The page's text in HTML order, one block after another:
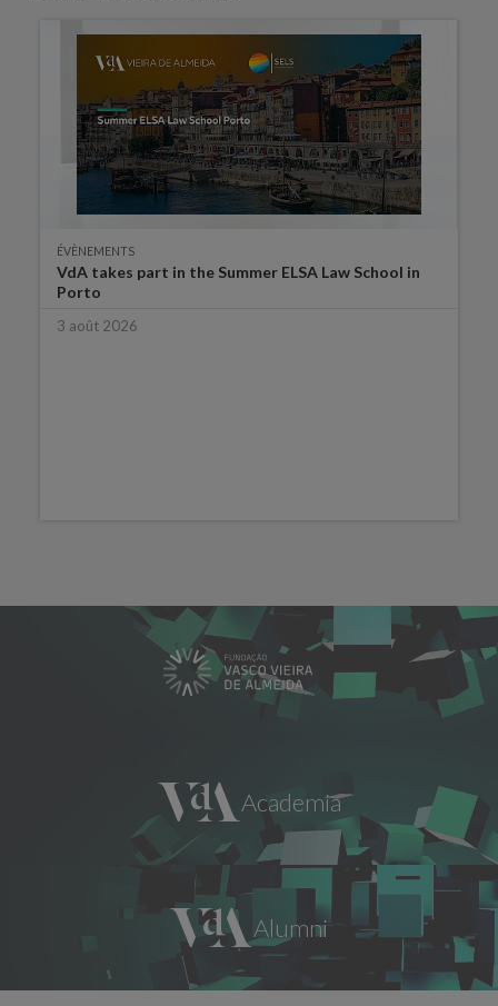
ÉVÈNEMENTS
VdA takes part in the Summer ELSA Law School in
Porto
3 août 2026